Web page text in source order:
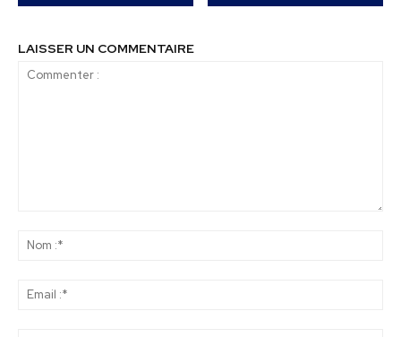
LAISSER UN COMMENTAIRE